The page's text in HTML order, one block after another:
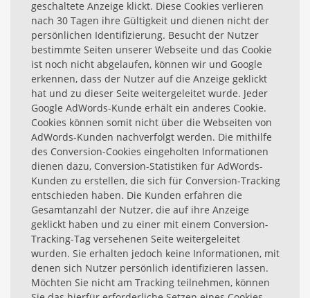
geschaltete Anzeige klickt. Diese Cookies verlieren
nach 30 Tagen ihre Gültigkeit und dienen nicht der
persönlichen Identifizierung. Besucht der Nutzer
bestimmte Seiten unserer Webseite und das Cookie
ist noch nicht abgelaufen, können wir und Google
erkennen, dass der Nutzer auf die Anzeige geklickt
hat und zu dieser Seite weitergeleitet wurde. Jeder
Google AdWords-Kunde erhält ein anderes Cookie.
Cookies können somit nicht über die Webseiten von
AdWords-Kunden nachverfolgt werden. Die mithilfe
des Conversion-Cookies eingeholten Informationen
dienen dazu, Conversion-Statistiken für AdWords-
Kunden zu erstellen, die sich für Conversion-Tracking
entschieden haben. Die Kunden erfahren die
Gesamtanzahl der Nutzer, die auf ihre Anzeige
geklickt haben und zu einer mit einem Conversion-
Tracking-Tag versehenen Seite weitergeleitet
wurden. Sie erhalten jedoch keine Informationen, mit
denen sich Nutzer persönlich identifizieren lassen.
Möchten Sie nicht am Tracking teilnehmen, können